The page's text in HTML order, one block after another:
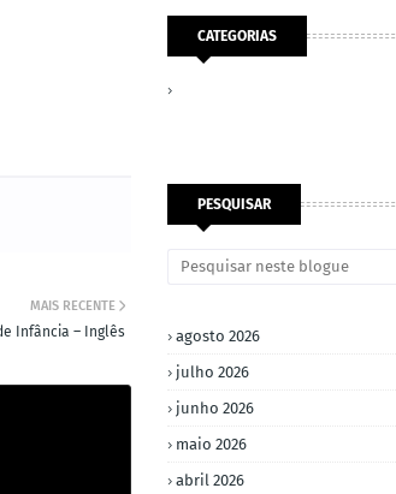
MAIS RECENTE
Infância – Inglês
CATEGORIAS
PESQUISAR
agosto 2026
julho 2026
junho 2026
maio 2026
abril 2026